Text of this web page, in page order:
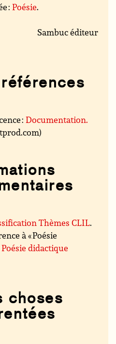
:Poésie.
Sambuc éditeur
:Documentation.
Thèmes CLIL.
à « Poésie
Poésie didactique
choses